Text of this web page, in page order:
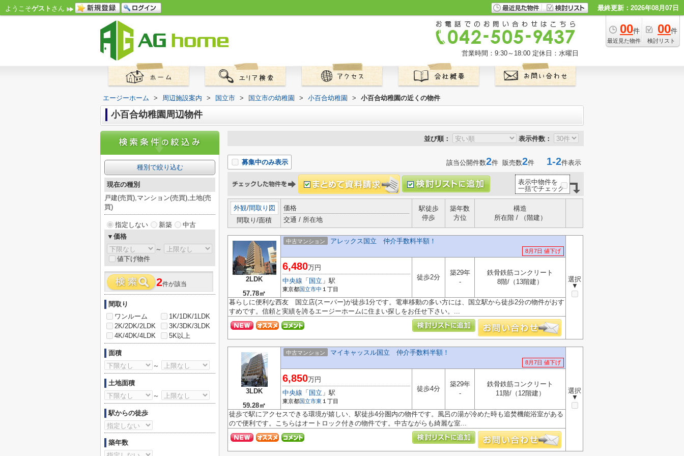
ようこそゲスト さん 最終更新：2026年08月07日
00件
最近見た物件
00件
検討リスト
営業時間：9:30～18:00 定休日：水曜日
エージーホーム > 周辺施設案内 > 国立市 > 国立市の幼稚園 > 小百合幼稚園 > 小百合幼稚園の近くの物件
小百合幼稚園周辺物件
並び順： 表示件数：
募集中のみ表示 該当公開件数2件 販売数2件 1-2件表示
表示中物件を
一括でチェック
外観/間取り図
間取り/面積
価格
交通 / 所在地
駅徒歩
停歩
築年数
方位
構造
所在階 / （階建）
2LDK
57.78㎡
中古マンション アレックス国立 仲介手数料半額！
8月7日 値下げ
選択
▼
6,480万円
中央線 「 国立 」駅
東京都国立市中 １丁目
徒歩2分
築29年
-
鉄骨鉄筋コンクリート
8階/（13階建）
暮らしに便利な西友 国立店(スーパー)が徒歩1分です。電車移動の多い方には、国立駅から徒歩2分の物件がおす
すめです。信頼と実績を誇るエージーホームに住まい探しをお任せ下さい。...
3LDK
59.28㎡
中古マンション マイキャッスル国立 仲介手数料半額！
8月7日 値下げ
選択
▼
6,850万円
中央線 「 国立 」駅
東京都国立市東 １丁目
徒歩4分
築29年
-
鉄骨鉄筋コンクリート
11階/（12階建）
徒歩で駅にアクセスできる環境が嬉しい、駅徒歩4分圏内の物件です。風呂の湯が冷めた時も追焚機能浴室がある
ので便利です。こちらはオートロック付きの物件です。中古ながらも綺麗な室...
種別で絞り込む
現在の種別
戸建(売買),マンション(売買),土地(売
買)
指定しない 新築
中古
▼価格
～
値下げ物件
2件が該当
間取り
ワンルーム
1K/1DK/1LDK
2K/2DK/2LDK
3K/3DK/3LDK
4K/4DK/4LDK
5K以上
面積
～
土地面積
～
駅からの徒歩
築年数